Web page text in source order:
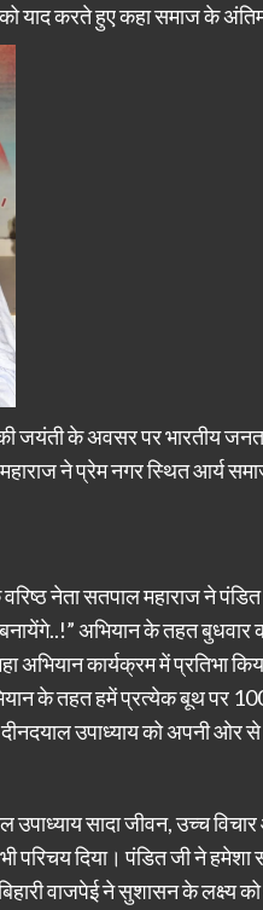
याद करते हुए कहा समाज के अंतिम
जयंती के अवसर पर भारतीय
ने प्रेम नगर स्थित आर्य
नेता सतपाल महाराज ने
अभियान के तहत
अभियान कार्यक्रम में प्रतिभा
के तहत हमें प्रत्येक बूथ पर 100
उपाध्याय को अपनी ओर
उपाध्याय सादा जीवन, उच्च
परिचय दिया। पंडित जी ने
वाजपेई ने सुशासन के